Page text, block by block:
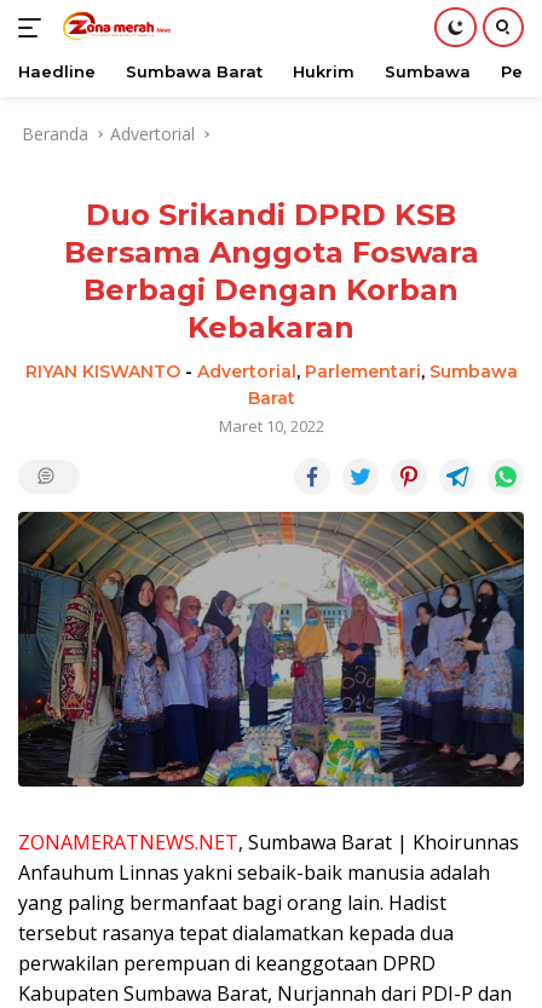
Haedline Sumbawa Barat Hukrim Sumbawa
Beranda Advertorial
Duo Srikandi DPRD KSB
Bersama Anggota Foswara
Berbagi Dengan Korban
Kebakaran
RIYAN KISWANTO- Advertorial, Parlementari, Sumbawa
Barat
Maret 10, 2022
ZONAMERATNEWS.NET, Sumbawa Barat | Khoirunnas
Anfauhum Linnas yakni sebaik-baik manusia adalah
yang paling bermanfaat bagi orang lain. Hadist
tersebut rasanya tepat dialamatkan kepada dua
perwakilan perempuan di keanggotaan DPRD
Kabupaten Sumbawa Barat, Nurjannah dari PDI-P dan